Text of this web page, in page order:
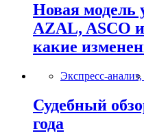
Новая модель
AZAL, ASCO
какие
Экспресс-анализ,
Судебный
года